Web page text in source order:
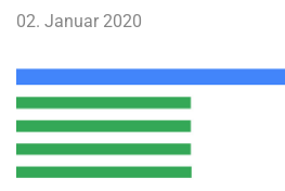
02. Januar 2020